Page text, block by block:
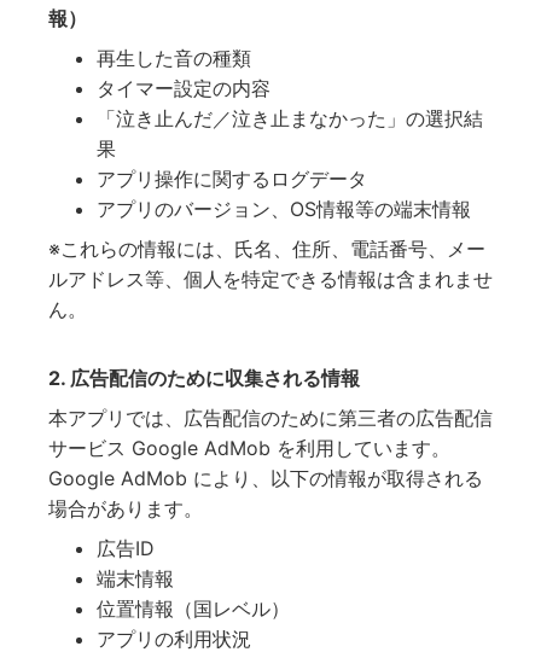
報）
再生した音の種類
タイマー設定の内容
「泣き止んだ／泣き止まなかった」の選択結
果
アプリ操作に関するログデータ
アプリのバージョン、OS情報等の端末情報
※これらの情報には、氏名、住所、電話番号、メー
ルアドレス等、個人を特定できる情報は含まれませ
ん。
2. 広告配信のために収集される情報
本アプリでは、広告配信のために第三者の広告配信
サービス Google AdMob を利用しています。
Google AdMob により、以下の情報が取得される
場合があります。
広告ID
端末情報
位置情報（国レベル）
アプリの利用状況